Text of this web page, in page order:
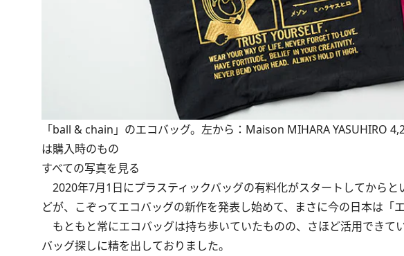
「ball & chain」のエコバッグ。左から：Maison MIHARA YASUHIRO
は購入時のもの
すべての写真を見る
2020年7月1日にプラスティックバッグの有料化がスタートしてから
どが、こぞってエコバッグの新作を発表し始めて、まさに今の日本は「
もともと常にエコバッグは持ち歩いていたものの、さほど活用できて
バッグ探しに精を出しておりました。